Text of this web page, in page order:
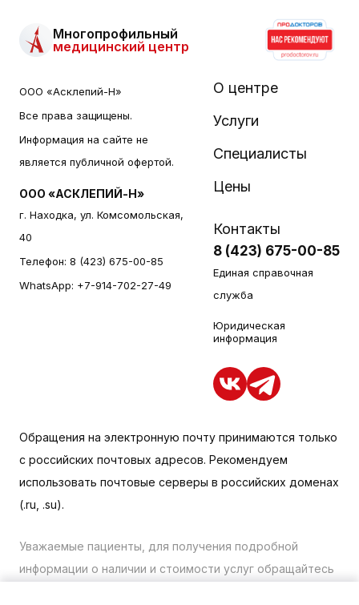
Многопрофильный
медицинский центр
ООО «Асклепий-Н»
Все права защищены.
Информация на сайте не
является публичной офертой.
ООО «АСКЛЕПИЙ-Н»
г. Находка, ул. Комсомольская,
40
Телефон: 8 (423) 675-00-85
WhatsApp: +7-914-702-27-49
О центре
Услуги
Специалисты
Цены
Контакты
8 (423) 675-00-85
Единая справочная
служба
Юридическая
информация
Обращения на электронную почту принимаются только
с российских почтовых адресов. Рекомендуем
использовать почтовые серверы в российских доменах
(.ru, .su).
Уважаемые пациенты, для получения подробной
информации о наличии и стоимости услуг обращайтесь